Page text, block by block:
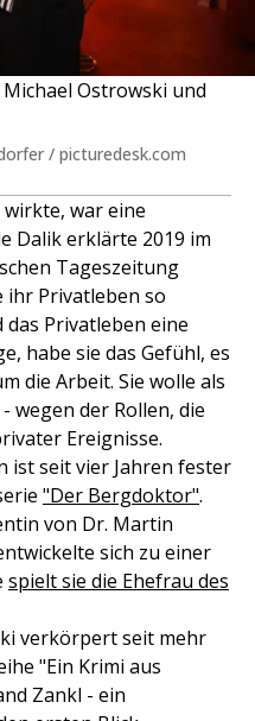
Ostrowski und
/ picturedesk.com
war eine
Dalik erklärte 2019 im
Tageszeitung
ihr Privatleben so
Privatleben eine
habe sie das Gefühl, es
die Arbeit. Sie wolle als
wegen der Rollen, die
Ereignisse.
ist seit vier Jahren fester
"Der Bergdoktor".
von Dr. Martin
sich zu einer
spielt sie die Ehefrau des
verkörpert seit mehr
"Ein Krimi aus
Zankl - ein